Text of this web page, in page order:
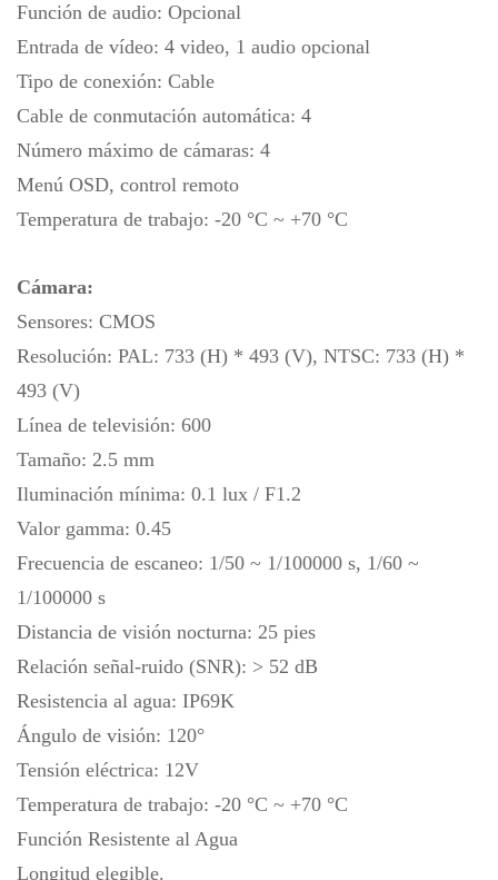
Función de audio: Opcional
Entrada de vídeo: 4 video, 1 audio opcional
Tipo de conexión: Cable
Cable de conmutación automática: 4
Número máximo de cámaras: 4
Menú OSD, control remoto
Temperatura de trabajo: -20 °C ~ +70 °C
Cámara:
Sensores: CMOS
Resolución: PAL: 733 (H) * 493 (V), NTSC: 733 (H) *
493 (V)
Línea de televisión: 600
Tamaño: 2.5 mm
Iluminación mínima: 0.1 lux / F1.2
Valor gamma: 0.45
Frecuencia de escaneo: 1/50 ~ 1/100000 s, 1/60 ~
1/100000 s
Distancia de visión nocturna: 25 pies
Relación señal-ruido (SNR): > 52 dB
Resistencia al agua: IP69K
Ángulo de visión: 120°
Tensión eléctrica: 12V
Temperatura de trabajo: -20 °C ~ +70 °C
Función Resistente al Agua
Longitud elegible.